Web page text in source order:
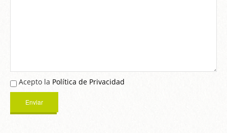
Acepto la Política de Privacidad